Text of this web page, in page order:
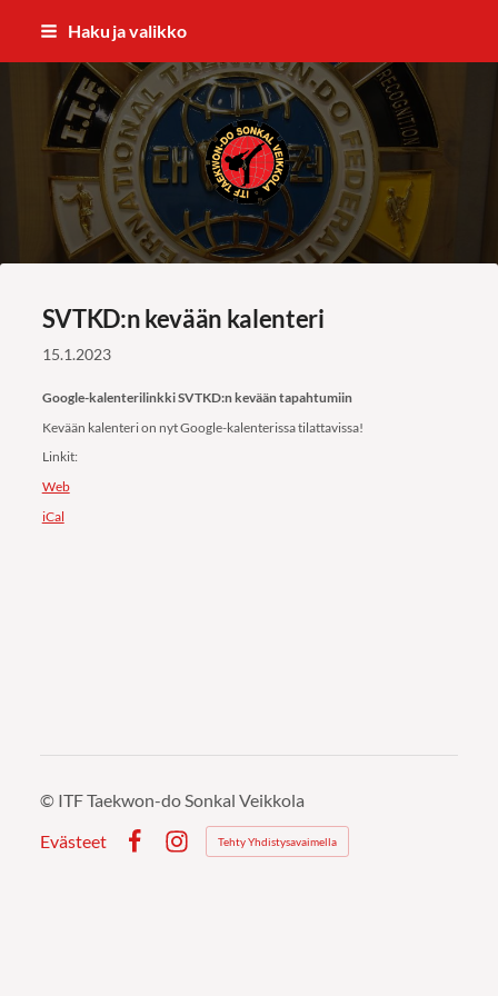
sivun
Haku ja valikko
ITF Taekwon-do Sonkal Veikkola
SVTKD:n kevään kalenteri
15.1.2023
Google-kalenterilinkki SVTKD:n kevään tapahtumiin
Kevään kalenteri on nyt Google-kalenterissa tilattavissa!
Linkit:
Web
iCal
© ITF Taekwon-do Sonkal Veikkola
Evästeet
Instagram
Tehty Yhdistysavaimella